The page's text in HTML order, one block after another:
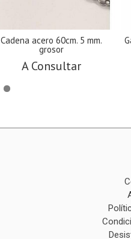
Cadena acero 60cm. 5 mm.
grosor
A Consultar